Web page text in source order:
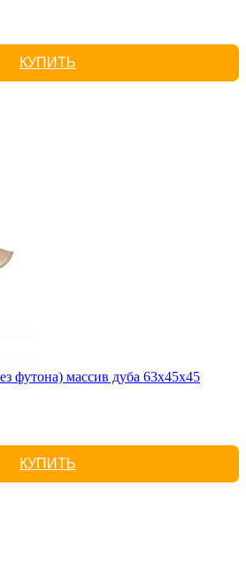
КУПИТЬ
футона) массив дуба 63х45х45
КУПИТЬ